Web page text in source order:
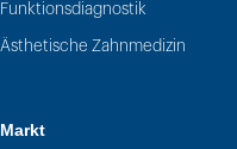
Funktionsdiagnostik
Ästhetische Zahnmedizin
Markt